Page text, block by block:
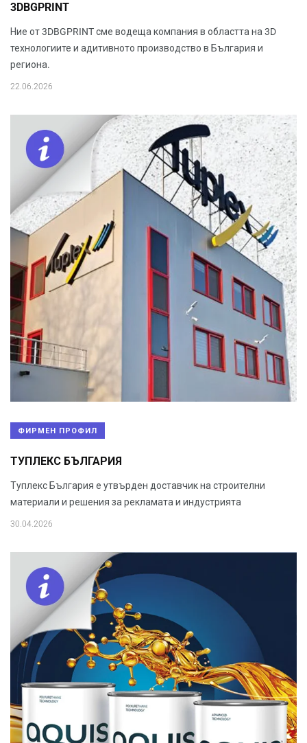
3DBGPRINT
Ние от 3DBGPRINT сме водеща компания в областта на 3D
технологиите и адитивното производство в България и
региона.
22.06.2026
ФИРМЕН ПРОФИЛ
ТУПЛЕКС БЪЛГАРИЯ
Туплекс България е утвърден доставчик на строителни
материали и решения за рекламата и индустрията
30.04.2026